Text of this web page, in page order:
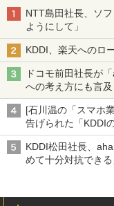
NTT島田社長、ソ
ようにして」
KDDI、楽天へのロ
ドコモ前田社長が
への考え方にも言及
[石川温の「スマホ
告げられた「KDDI
穴と楽天モバイル
KDDI松田社長、
めて十分対抗できる